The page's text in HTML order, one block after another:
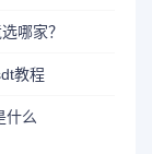
哪家？
教程
什么